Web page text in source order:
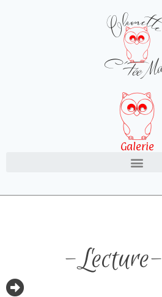
Galerie
-Lecture-